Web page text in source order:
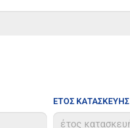
ΕΤΟΣ ΚΑΤΑΣΚΕΥΗΣ